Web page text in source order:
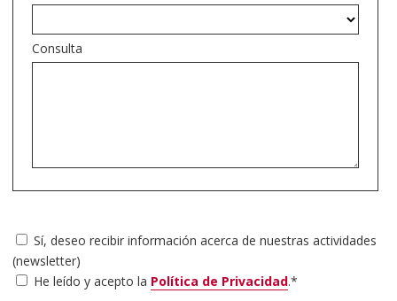
Consulta
Sí, deseo recibir información acerca de nuestras actividades
(newsletter)
He leído y acepto la Política de Privacidad.*